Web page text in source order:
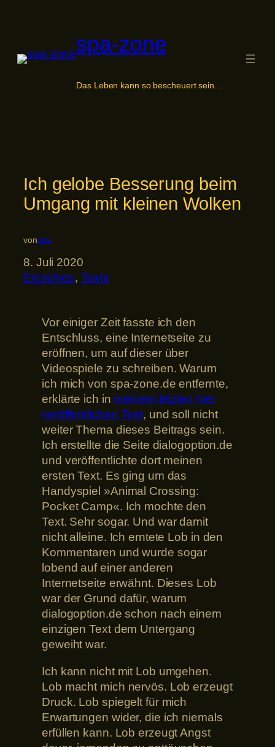
spa-zone
Das Leben kann so bescheuert sein…
Ich gelobe Besserung beim
Umgang mit kleinen Wolken
vonspa
8. Juli 2020
Einzelnes, Texte
Vor einiger Zeit fasste ich den
Entschluss, eine Internetseite zu
eröffnen, um auf dieser über
Videospiele zu schreiben. Warum
ich mich von spa-zone.de entfernte,
erklärte ich in meinem letzten hier
veröffentlichen Text, und soll nicht
weiter Thema dieses Beitrags sein.
Ich erstellte die Seite dialogoption.de
und veröffentlichte dort meinen
ersten Text. Es ging um das
Handyspiel »Animal Crossing:
Pocket Camp«. Ich mochte den
Text. Sehr sogar. Und war damit
nicht alleine. Ich erntete Lob in den
Kommentaren und wurde sogar
lobend auf einer anderen
Internetseite erwähnt. Dieses Lob
war der Grund dafür, warum
dialogoption.de schon nach einem
einzigen Text dem Untergang
geweiht war.
Ich kann nicht mit Lob umgehen.
Lob macht mich nervös. Lob erzeugt
Druck. Lob spiegelt für mich
Erwartungen wider, die ich niemals
erfüllen kann. Lob erzeugt Angst